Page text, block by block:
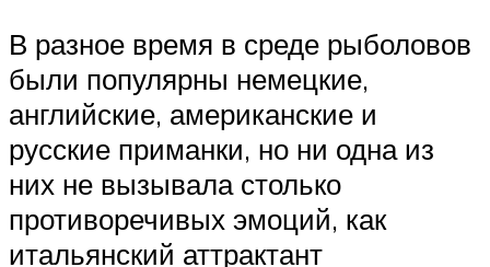
В разное время в среде рыболовов
были популярны немецкие,
английские, американские и
русские приманки, но ни одна из
них не вызывала столько
противоречивых эмоций, как
итальянский аттрактант